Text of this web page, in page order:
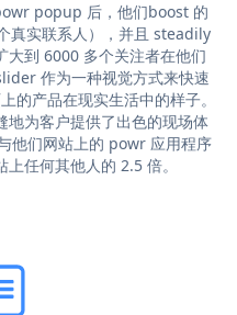
popup 后，他们boost 的
真实联系人），并且 steadily
到 6000 多个关注者在他们
作为一种视觉方式来快速
产品在现实生活中的样子。
地为客户提供了出色的现场体
他们网站上的 powr 应用程序
任何其他人的 2.5 倍。